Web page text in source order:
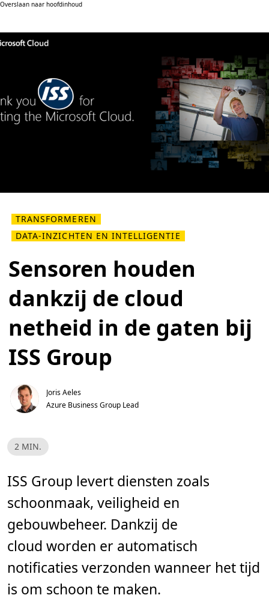
Overslaan naar hoofdinhoud
TRANSFORMEREN
DATA-INZICHTEN EN INTELLIGENTIE
Sensoren houden
dankzij de cloud
netheid in de gaten bij
ISS Group
Joris Aeles
Azure Business Group Lead
L
e
t
i
d
,
m
i
n
.
2 MIN.
ISS Group levert diensten zoals
schoonmaak, veiligheid en
gebouwbeheer. Dankzij de
cloud worden er automatisch
notificaties verzonden wanneer het tijd
is om schoon te maken.